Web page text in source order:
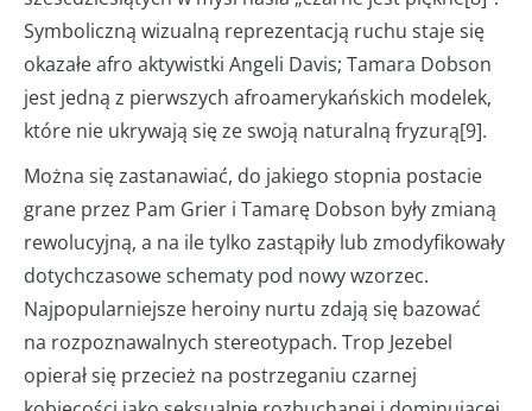
Symboliczną wizualną reprezentacją ruchu staje się
okazałe afro aktywistki Angeli Davis; Tamara Dobson
jest jedną z pierwszych afroamerykańskich modelek,
które nie ukrywają się ze swoją naturalną fryzurą[9].
Można się zastanawiać, do jakiego stopnia postacie
grane przez Pam Grier i Tamarę Dobson były zmianą
rewolucyjną, a na ile tylko zastąpiły lub zmodyfikowały
dotychczasowe schematy pod nowy wzorzec.
Najpopularniejsze heroiny nurtu zdają się bazować
na rozpoznawalnych stereotypach. Trop Jezebel
opierał się przecież na postrzeganiu czarnej